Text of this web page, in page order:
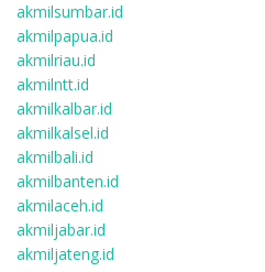
akmilsumbar.id
akmilpapua.id
akmilriau.id
akmilntt.id
akmilkalbar.id
akmilkalsel.id
akmilbali.id
akmilbanten.id
akmilaceh.id
akmiljabar.id
akmiljateng.id